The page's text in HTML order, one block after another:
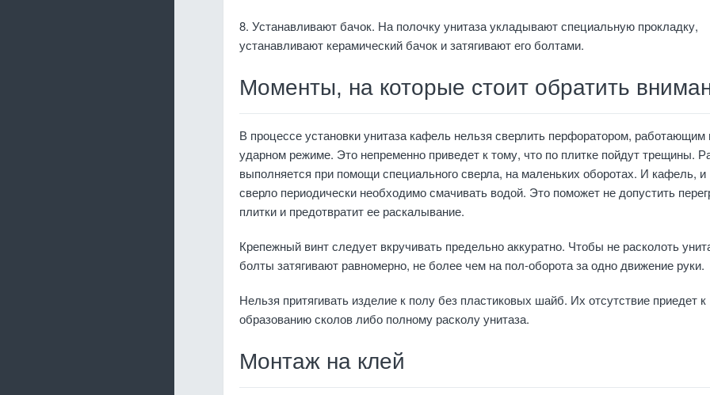
8. Устанавливают бачок. На полочку унитаза укладывают специальную прокладку,
устанавливают керамический бачок и затягивают его болтами.
Моменты, на которые стоит обратить
В процессе установки унитаза кафель нельзя сверлить перфоратором, работающим
ударном режиме. Это непременно приведет к тому, что по плитке пойдут трещины.
выполняется при помощи специального сверла, на маленьких оборотах. И кафель, и
сверло периодически необходимо смачивать водой. Это поможет не допустить
плитки и предотвратит ее раскалывание.
Крепежный винт следует вкручивать предельно аккуратно. Чтобы не расколоть
болты затягивают равномерно, не более чем на пол-оборота за одно движение руки.
Нельзя притягивать изделие к полу без пластиковых шайб. Их отсутствие приедет к
образованию сколов либо полному расколу унитаза.
Монтаж на клей